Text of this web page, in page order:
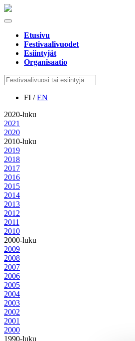
Etusivu
Festivaalivuodet
Esiintyjät
Organisaatio
FI /EN
2020-luku
2021
2020
2010-luku
2019
2018
2017
2016
2015
2014
2013
2012
2011
2010
2000-luku
2009
2008
2007
2006
2005
2004
2003
2002
2001
2000
1990-luku